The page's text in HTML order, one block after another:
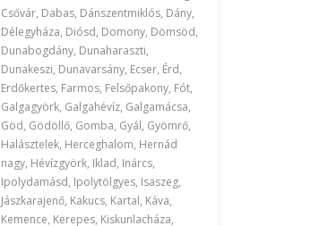
Csővár, Dabas, Dánszentmiklós, Dány,
Délegyháza, Diósd, Domony, Dömsöd,
Dunabogdány, Dunaharaszti,
Dunakeszi, Dunavarsány, Ecser, Érd,
Erdőkertes, Farmos, Felsőpakony, Fót,
Galgagyörk, Galgahévíz, Galgamácsa,
Göd, Gödöllő, Gomba, Gyál, Gyömrő,
Halásztelek, Herceghalom, Hernád
nagy, Hévízgyörk, Iklad, Inárcs,
Ipolydamásd, Ipolytölgyes, Isaszeg,
Jászkarajenő, Kakucs, Kartal, Káva,
Kemence, Kerepes, Kiskunlacháza,